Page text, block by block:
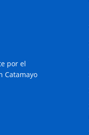
por el
Catamayo